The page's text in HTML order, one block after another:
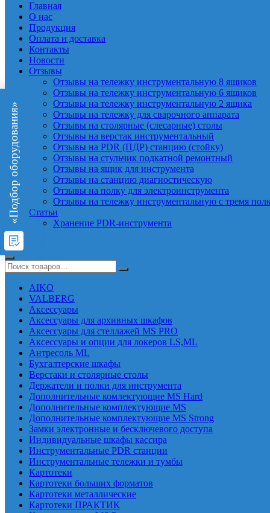
Главная
О нас
Продукция
Оплата и доставка
Контакты
Новости
Отзывы
Отзывы на тележку инструментальную 8 ящиков
Отзывы на тележку инструментальную 6 ящиков
Отзывы на тележку инструментальную 2 ящика
Отзывы на тележку для сварочного аппарата
Отзывы на столярные (слесарные) столы
Отзывы на верстак инструментальный
Отзывы на PDR (ПДР) станцию (стойку)
Отзывы на стульчик подкатной ремонтный
Отзывы на ящик для инструмента
Отзывы на станцию диагностическую
Отзывы на полку для электроинструмента
Отзывы на тележку инструментальную с тремя
Статьи
Хранение PDR-инструмента
AIKO
VALBERG
Аксессуары
Аксессуары для архивных шкафов
Аксессуары для стеллажей MS PRO
Аксессуары и опции для локеров LS,ML
Антресоль ML
Бухгалтерские шкафы
Верстаки и столярные столы
Держатели и полки для инструмента
Дополнительные комлектующие MS Hard
Дополнительные комплектующие MS
Дополнительные комплектующие MS Strong
Замки электронные и бесключевого доступа
Индивидуальные шкафы кассира
Инструментальные PDR станции
Инструментальные тележки и тумбы
Картотеки
Картотеки больших форматов
Картотеки металлические
Картотеки ПРАКТИК
«Подбор оборудования»